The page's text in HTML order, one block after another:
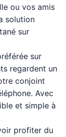
ou vos amis
solution
sur
sur
regardent un
conjoint
Avec
et simple à
profiter du